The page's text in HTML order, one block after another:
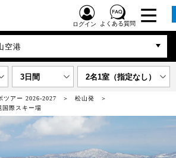
ログイン よくある質問
空港
3日間 2名1室（指定なし）
ツアー 2026-2027
松山発
国際スキー場